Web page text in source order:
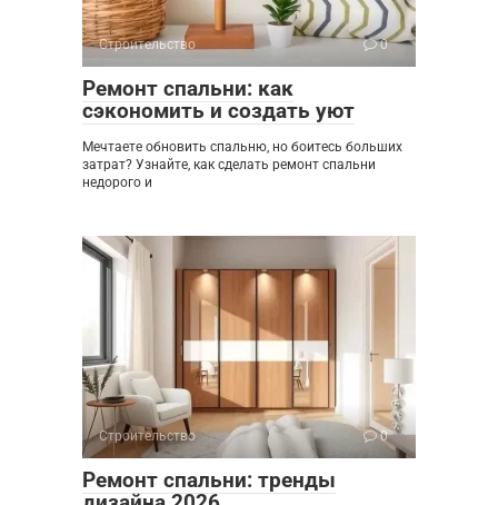
Строительство 0
Ремонт спальни: как
сэкономить и создать уют
Мечтаете обновить спальню, но боитесь больших
затрат? Узнайте, как сделать ремонт спальни
недорого и
Строительство 0
Ремонт спальни: тренды